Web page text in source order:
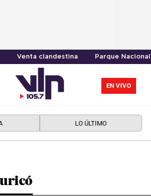
Venta clandestina Parque
EN VIVO
LO ÚLTIMO